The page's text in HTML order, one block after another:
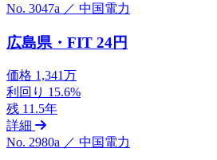
No. 3047a ／ 中国電力
広島県・FIT 24円
価格 1,341万
利回り 15.6%
残 11.5年
詳細
No. 2980a ／ 中国電力